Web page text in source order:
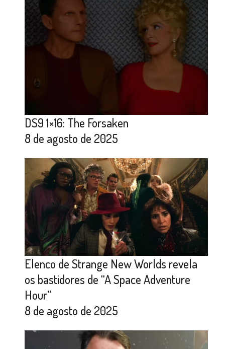
DS9 1×16: The Forsaken
8 de agosto de 2025
Elenco de Strange New Worlds revela
os bastidores de “A Space Adventure
Hour”
8 de agosto de 2025